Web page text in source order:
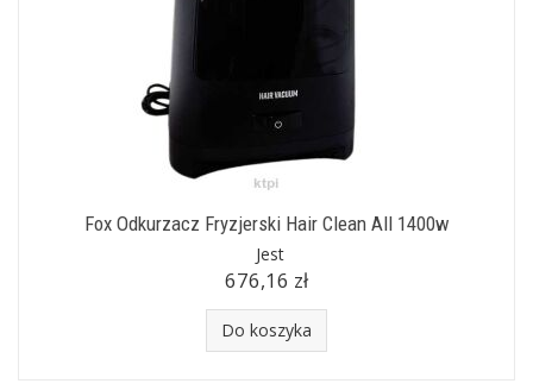
Fox Odkurzacz Fryzjerski Hair Clean All 1400w
Jest
676,16 zł
Do koszyka